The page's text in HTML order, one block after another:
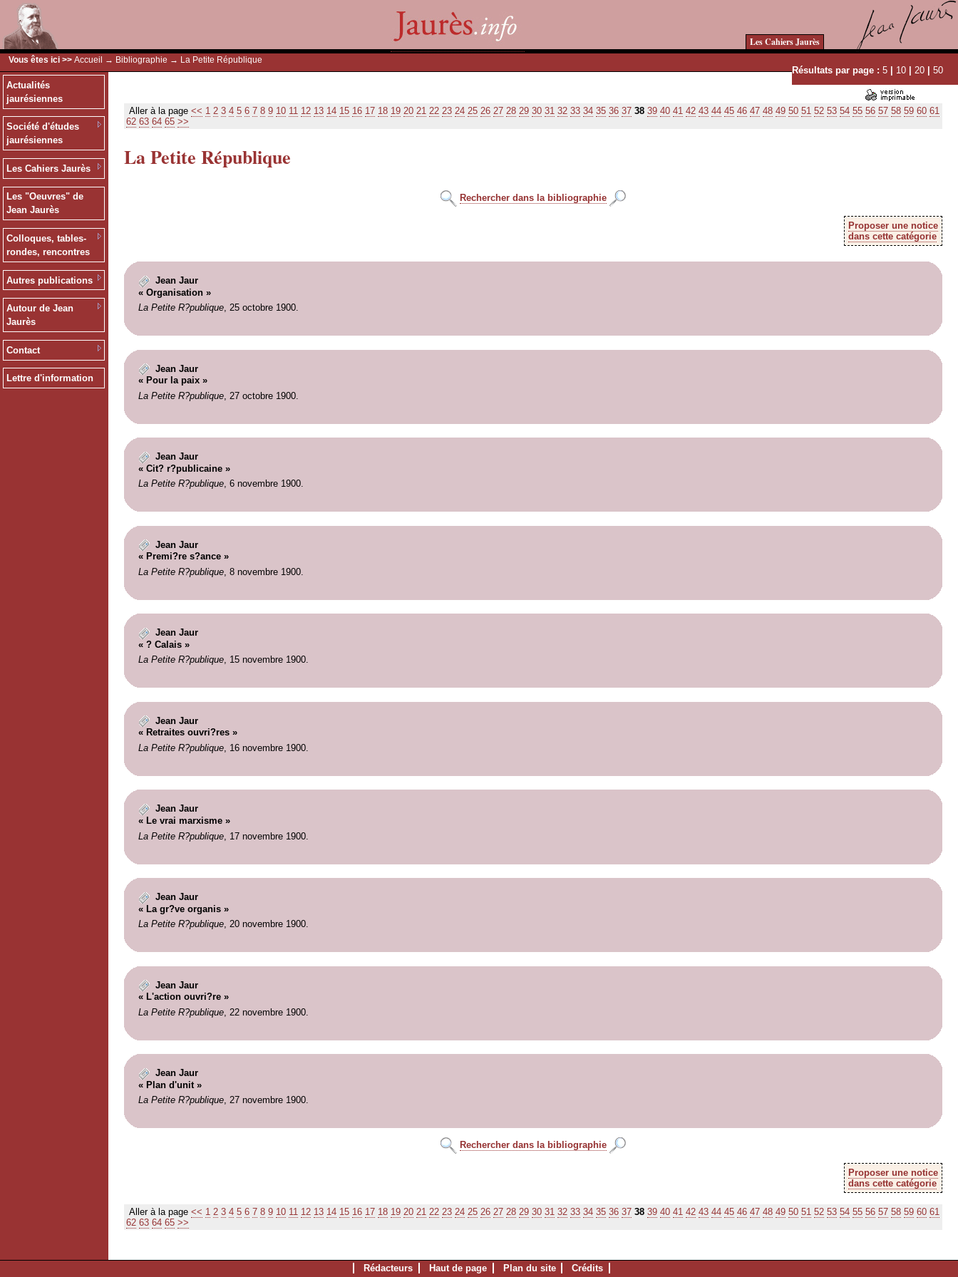
Les Cahiers Jaurès
Vous êtes ici >> Accueil → Bibliographie → La Petite République
Résultats par page : 5 | 10 | 20 | 50
Actualités
jaurésiennes
Société d'études
jaurésiennes
Les Cahiers Jaurès
Les "Oeuvres" de
Jean Jaurès
Colloques, tables-
rondes, rencontres
Autres publications
Autour de Jean
Jaurès
Contact
Lettre d'information
Aller à la page << 1 2 3 4 5 6 7 8 9 10 11 12 13 14 15 16 17 18 19 20 21 22 23 24 25 26 27 28 29 30 31 32 33 34 35 36 37 38 39 40 41 42 43 44 45 46 47 48 49 50 51 52 53 54 55 56 57 58 59 60 61
62 63 64 65 >>
La Petite République
Rechercher dans la bibliographie
Proposer une notice
dans cette catégorie
Jean Jaur
« Organisation »
La Petite R?publique, 25 octobre 1900.
Jean Jaur
« Pour la paix »
La Petite R?publique, 27 octobre 1900.
Jean Jaur
« Cit? r?publicaine »
La Petite R?publique, 6 novembre 1900.
Jean Jaur
« Premi?re s?ance »
La Petite R?publique, 8 novembre 1900.
Jean Jaur
« ? Calais »
La Petite R?publique, 15 novembre 1900.
Jean Jaur
« Retraites ouvri?res »
La Petite R?publique, 16 novembre 1900.
Jean Jaur
« Le vrai marxisme »
La Petite R?publique, 17 novembre 1900.
Jean Jaur
« La gr?ve organis »
La Petite R?publique, 20 novembre 1900.
Jean Jaur
« L'action ouvri?re »
La Petite R?publique, 22 novembre 1900.
Jean Jaur
« Plan d'unit »
La Petite R?publique, 27 novembre 1900.
Rechercher dans la bibliographie
Proposer une notice
dans cette catégorie
Aller à la page << 1 2 3 4 5 6 7 8 9 10 11 12 13 14 15 16 17 18 19 20 21 22 23 24 25 26 27 28 29 30 31 32 33 34 35 36 37 38 39 40 41 42 43 44 45 46 47 48 49 50 51 52 53 54 55 56 57 58 59 60 61
62 63 64 65 >>
Rédacteurs Haut de page Plan du site Crédits